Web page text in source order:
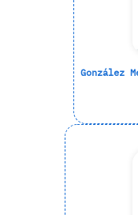
González